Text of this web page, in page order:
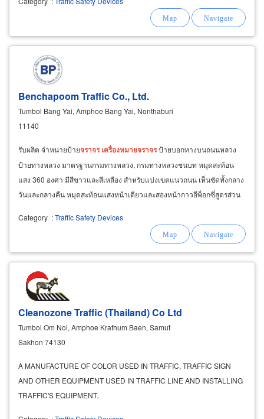
บอกทาง รับติดตั้งหมอนกันล้อคอนกรีตและยาง ติด
Benchapoom Traffic Co., Ltd.
Tumbol Bang Yai, Amphoe Bang Yai, Nonthaburi
11140
รับผลิต จำหน่ายป้ายจราจร เครื่องหมายจราจรป้ายบอกทางบนถนนหลวง
ป้ายทางหลวง มาตรฐานกรมทางหลวง, กรมทางหลวงชนบท หมุดสะท้อน
แสง 360 องศา มีสีขาวและสีเหลือง สำหรับแบ่งเขตแนวถนน เห็นชัดทั้งกลาง
วันและกลางคืน หมุดสะท้อนแสงหน้าเดียวและสองหน้ากาวอีพ็อกซี่สูตรส่วน
Category :Traffic Safety Devices
Cleanozone Traffic (Thailand) Co Ltd
Tumbol Om Noi, Amphoe Krathum Baen, Samut
Sakhon 74130
A MANUFACTURE OF COLOR USED IN TRAFFIC, TRAFFIC SIGN
AND OTHER EQUIPMENT USED IN TRAFFIC LINE AND INSTALLING
TRAFFIC'S EQUIPMENT.